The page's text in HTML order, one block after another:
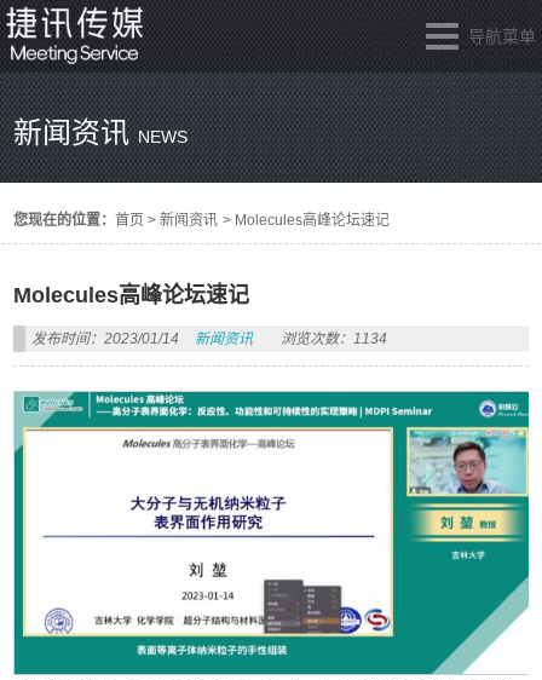
导航菜单
新闻资讯NEWS
您现在的位置：首页 >新闻资讯 > Molecules高峰论坛速记
Molecules高峰论坛速记
发布时间：2023/01/14 新闻资讯 浏览次数：1134